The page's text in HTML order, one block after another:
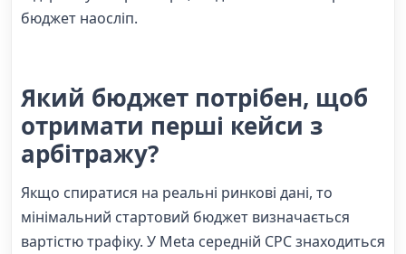
бюджет наосліп.
Який бюджет потрібен, щоб
отримати перші кейси з
арбітражу?
Якщо спиратися на реальні ринкові дані, то
мінімальний стартовий бюджет визначається
вартістю трафіку. У Meta середній CPC знаходиться